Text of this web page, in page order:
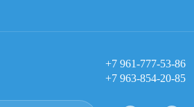
Вход Регистрация
+7 961-777-53-86
+7 963-854-20-85